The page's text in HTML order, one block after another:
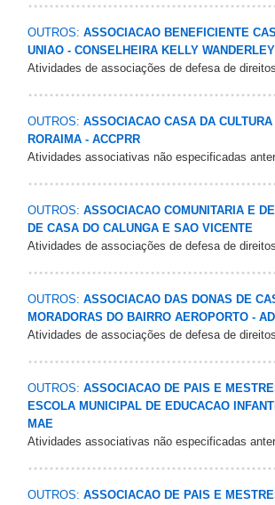
OUTROS: ASSOCIACAO BENEFICIENTE
UNIAO - CONSELHEIRA KELLY WANDERLEY
Atividades de associações de defesa de
OUTROS: ASSOCIACAO CASA DA
RORAIMA - ACCPRR
Atividades associativas não especificadas
OUTROS: ASSOCIACAO COMUNITARIA E
DE CASA DO CALUNGA E SAO VICENTE
Atividades de associações de defesa de
OUTROS: ASSOCIACAO DAS DONAS DE
MORADORAS DO BAIRRO AEROPORTO -
Atividades de associações de defesa de
OUTROS: ASSOCIACAO DE PAIS E
ESCOLA MUNICIPAL DE EDUCACAO
MAE
Atividades associativas não especificadas
OUTROS: ASSOCIACAO DE PAIS E